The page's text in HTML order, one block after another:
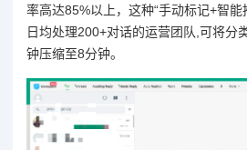
率高达85%以上，这种“手动标记+智
日均处理200+对话的运营团队,可将分
钟压缩至8分钟。